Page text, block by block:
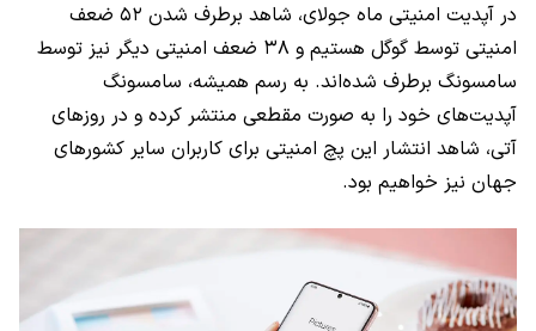
در آپدیت امنیتی ماه جولای، شاهد برطرف شدن ۵۲ ضعف
امنیتی توسط گوگل هستیم و ۳۸ ضعف امنیتی دیگر نیز توسط
سامسونگ برطرف شده‌اند. به رسم همیشه، سامسونگ
آپدیت‌های خود را به صورت مقطعی منتشر کرده و در روز‌های
آتی، شاهد انتشار این پچ امنیتی برای کاربران سایر کشور‌های
جهان نیز خواهیم بود.